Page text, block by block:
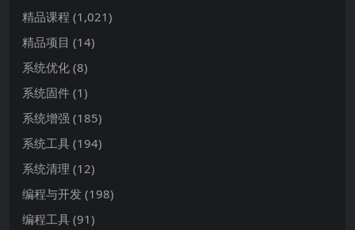
精品课程 (1,021)
精品项目 (14)
系统优化 (8)
系统固件 (1)
系统增强 (185)
系统工具 (194)
系统清理 (12)
编程与开发 (198)
编程工具 (91)